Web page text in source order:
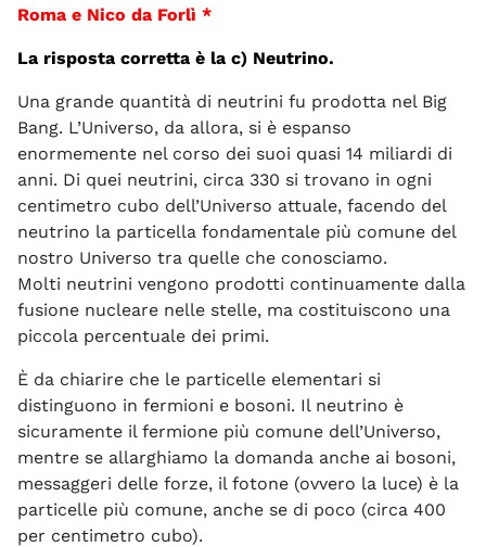
Roma e Nico da Forlì *
La risposta corretta è la c) Neutrino.
Una grande quantità di neutrini fu prodotta nel Big
Bang. L’Universo, da allora, si è espanso
enormemente nel corso dei suoi quasi 14 miliardi di
anni. Di quei neutrini, circa 330 si trovano in ogni
centimetro cubo dell’Universo attuale, facendo del
neutrino la particella fondamentale più comune del
nostro Universo tra quelle che conosciamo.
Molti neutrini vengono prodotti continuamente dalla
fusione nucleare nelle stelle, ma costituiscono una
piccola percentuale dei primi.
È da chiarire che le particelle elementari si
distinguono in fermioni e bosoni. Il neutrino è
sicuramente il fermione più comune dell’Universo,
mentre se allarghiamo la domanda anche ai bosoni,
messaggeri delle forze, il fotone (ovvero la luce) è la
particelle più comune, anche se di poco (circa 400
per centimetro cubo).